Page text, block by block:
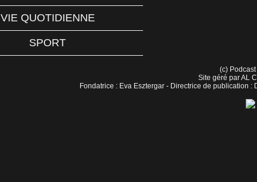
VIE QUOTIDIENNE
SPORT
(c) Podcast
Site géré par AL
Fondatrice : Eva Esztergar - Directrice de publication